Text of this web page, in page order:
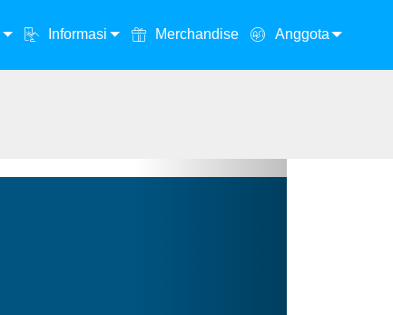
Informasi Merchandise Anggota